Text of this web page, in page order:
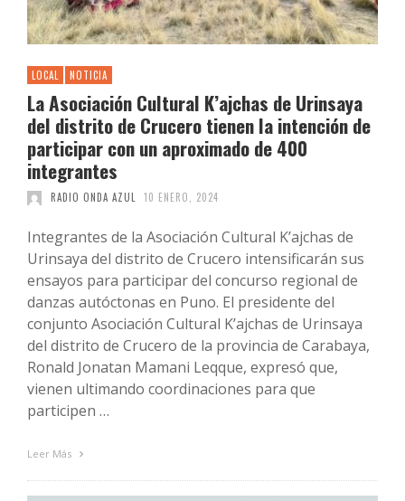
LOCAL NOTICIA
La Asociación Cultural K’ajchas de Urinsaya
del distrito de Crucero tienen la intención de
participar con un aproximado de 400
integrantes
RADIO ONDA AZUL 10 ENERO, 2024
Integrantes de la Asociación Cultural K’ajchas de
Urinsaya del distrito de Crucero intensificarán sus
ensayos para participar del concurso regional de
danzas autóctonas en Puno. El presidente del
conjunto Asociación Cultural K’ajchas de Urinsaya
del distrito de Crucero de la provincia de Carabaya,
Ronald Jonatan Mamani Leqque, expresó que,
vienen ultimando coordinaciones para que
participen …
Leer Más